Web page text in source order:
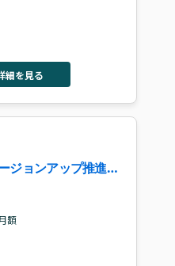
細を見る
ジョンアップ推進・
額